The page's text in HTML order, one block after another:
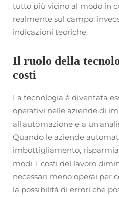
tutto più vicino al modo in
realmente sul campo,
indicazioni teoriche.
Il ruolo della
costi
La tecnologia è diventata
operativi nelle aziende di
all'automazione e a
Quando le aziende
imbottigliamento,
modi. I costi del lavoro
necessari meno operai per
la possibilità di errori che